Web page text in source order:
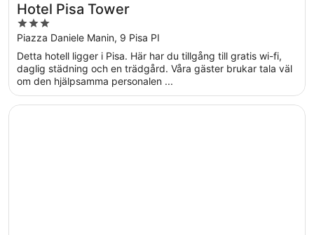
Hotel Pisa Tower
3
out
of
5
Piazza Daniele Manin, 9 Pisa PI
Detta hotell ligger i Pisa. Här har du tillgång till gratis wi-fi,
daglig städning och en trädgård. Våra gäster brukar tala väl
om den hjälpsamma personalen ...
Öppnas i ett nytt fönster
Hotel La Pace